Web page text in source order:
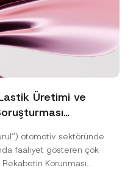
Üretimi ve
otomotiv sektöründe
faaliyet gösteren çok
Korunması